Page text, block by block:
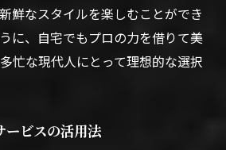
鮮なスタイルを楽しむことができ
に、自宅でもプロの力を借りて美
忙な現代人にとって理想的な選択
ービスの活用法